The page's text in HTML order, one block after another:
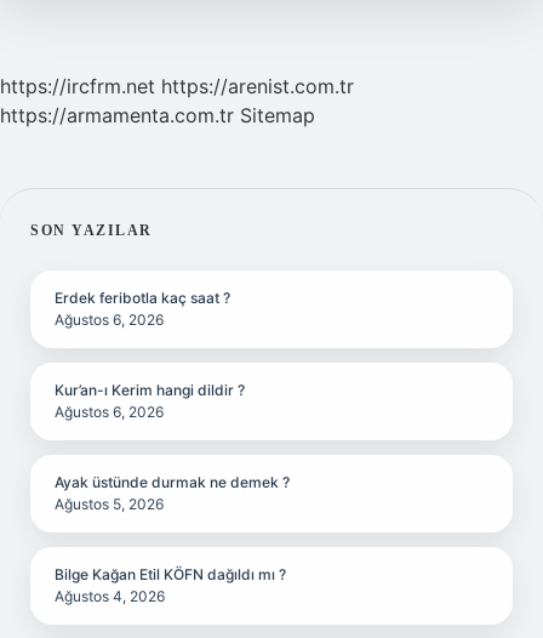
https://ircfrm.net https://arenist.com.tr
https://armamenta.com.tr Sitemap
SIDEBAR
SON YAZILAR
Erdek feribotla kaç saat ?
Ağustos 6, 2026
Kur’an-ı Kerim hangi dildir ?
Ağustos 6, 2026
Ayak üstünde durmak ne demek ?
Ağustos 5, 2026
Bilge Kağan Etil KÖFN dağıldı mı ?
Ağustos 4, 2026